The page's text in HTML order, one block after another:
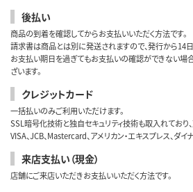
後払い
商品の到着を確認してからお支払いいただく方法です。
請求書は商品とは別に発送されますので、発行から14
お支払い期日を過ぎてもお支払いの確認ができない場
ざいます。
クレジットカード
一括払いのみご利用いただけます。
SSL暗号化技術と独自セキュリティ技術も取入れており、
VISA、JCB、Mastercard、アメリカン・エキスプレス、ダイ
来店支払い（現金）
店舗にご来店いただきお支払いいただく方法です。